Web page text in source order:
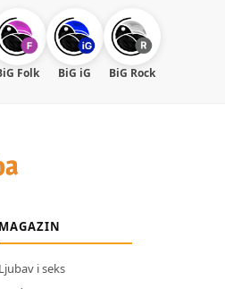
Folk BiG iG BiG Rock
MAGAZIN
Ljubav i seks